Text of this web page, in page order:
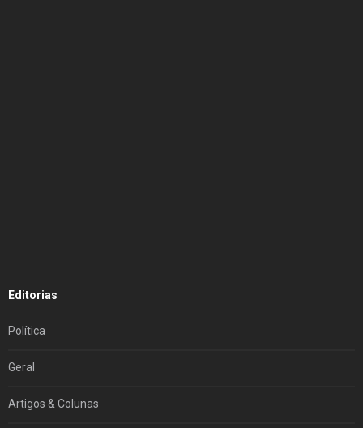
Editorias
Política
Geral
Artigos & Colunas